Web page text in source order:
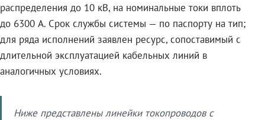
распределения до 10 кВ, на номинальные токи вплоть
до 6300 А. Срок службы системы — по паспорту на тип;
для ряда исполнений заявлен ресурс, сопоставимый с
длительной эксплуатацией кабельных линий в
аналогичных условиях.
Ниже представлены линейки токопроводов с